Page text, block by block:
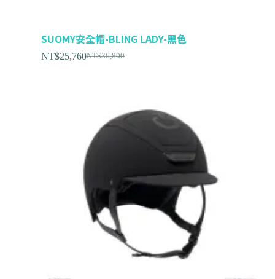
SUOMY安全帽-BLING LADY-黑色
NT$36,800
NT$25,760